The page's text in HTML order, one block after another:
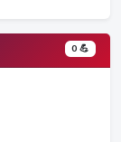
0 💪